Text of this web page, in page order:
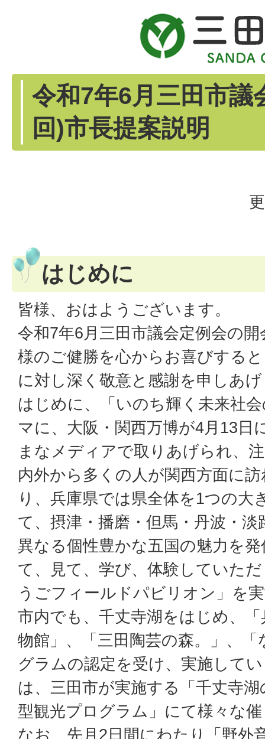
令和7年6月三田市議
回)市長提案説明
はじめに
皆様、おはようございます。
令和7年6月三田市議会定例会の
様のご健勝を心からお喜びする
に対し深く敬意と感謝を申しあ
はじめに、「いのち輝く未来社
マに、大阪・関西万博が4月13日
まなメディアで取りあげられ、
内外から多くの人が関西方面に
り、兵庫県では県全体を1つの大
て、摂津・播磨・但馬・丹波・
異なる個性豊かな五国の魅力を
て、見て、学び、体験していた
うごフィールドパビリオン」を
市内でも、千丈寺湖をはじめ、
物館」、「三田陶芸の森。」、
グラムの認定を受け、実施して
は、三田市が実施する「千丈寺
型観光プログラム」にて様々な
なお、先月2日間にわたり「野外